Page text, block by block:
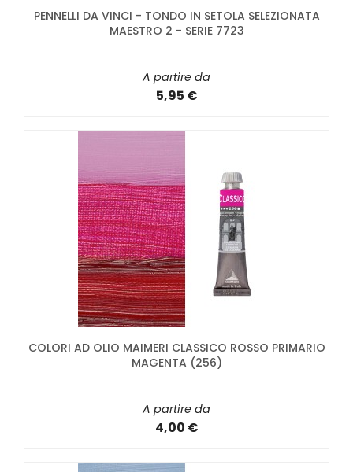
PENNELLI DA VINCI - TONDO IN SETOLA SELEZIONATA
MAESTRO 2 - SERIE 7723
A partire da
5,95 €
COLORI AD OLIO MAIMERI CLASSICO ROSSO PRIMARIO
MAGENTA (256)
A partire da
4,00 €